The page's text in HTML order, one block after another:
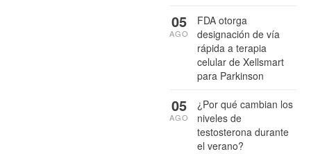
FDA otorga
designación de vía
rápida a terapia
celular de Xellsmart
para Parkinson
05
AGO
¿Por qué cambian los
niveles de
testosterona durante
el verano?
05
AGO